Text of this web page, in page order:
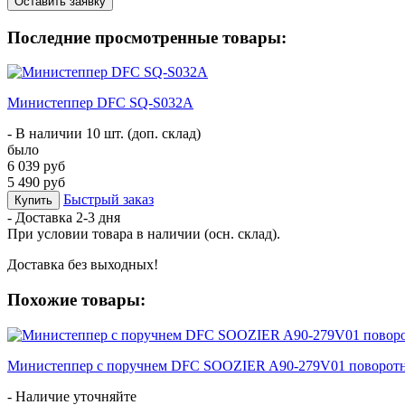
Последние просмотренные товары:
Министеппер DFC SQ-S032A
- В наличии 10 шт. (доп. склад)
было
6 039 руб
5 490 руб
Купить
Быстрый заказ
- Доставка 2-3 дня
При условии товара в наличии (осн. склад).
Доставка без выходных!
Похожие товары:
Министеппер с поручнем DFC SOOZIER A90-279V01
- Наличие уточняйте